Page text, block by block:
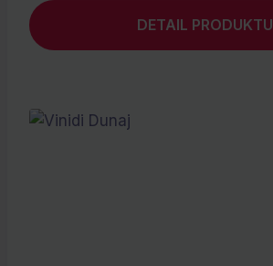
DETAIL PRODUKTU